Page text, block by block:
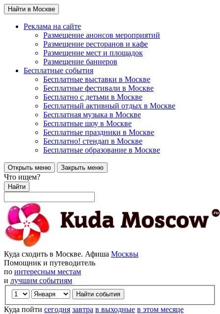
Найти в Москве
Реклама на сайте
Размещение анонсов мероприятий
Размещение ресторанов и кафе
Размещение мест и площадок
Размещение баннеров
Бесплатные события
Бесплатные выставки в Москве
Бесплатные фестивали в Москве
Бесплатно с детьми в Москве
Бесплатный активный отдых в Москве
Бесплатная музыка в Москве
Бесплатные шоу в Москве
Бесплатные праздники в Москве
Бесплатно! стендап в Москве
Бесплатные образование в Москве
Открыть меню Закрыть меню
Что ищем?
Найти
Куда сходить в Москве. Афиша Москвы
Помощник и путеводитель
по интересным местам
и лучшим событиям
Куда пойти сегодня завтра в выходные в этом месяце